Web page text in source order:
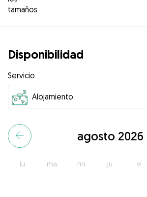
tamaños
Disponibilidad
Servicio
agosto 2026
lu ma mi ju vi